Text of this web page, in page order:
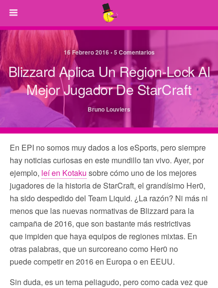
16 Febrero 2016 • 5 Comentarios
Blizzard Aplica Un Region-Lock Al
Mejor Jugador De StarCraft
Bruno Louviers
En EPI no somos muy dados a los eSports, pero siempre
hay noticias curiosas en este mundillo tan vivo. Ayer, por
ejemplo, leí en Kotaku sobre cómo uno de los mejores
jugadores de la historia de StarCraft, el grandísimo Her0,
ha sido despedido del Team Liquid. ¿La razón? Ni más ni
menos que las nuevas normativas de Blizzard para la
campaña de 2016, que son bastante más restrictivas
que impiden que haya equipos de regiones mixtas. En
otras palabras, que un surcoreano como Her0 no
puede competir en 2016 en Europa o en EEUU.
Sin duda, es un tema peliagudo, pero como cada vez que